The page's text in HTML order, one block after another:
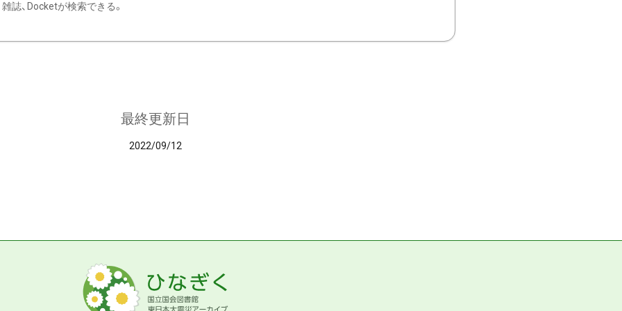
雑誌、Docketが検索できる。
最終更新日
2022/09/12